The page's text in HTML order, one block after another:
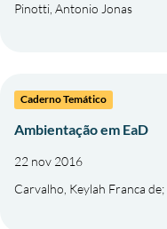
Pinotti, Antonio Jonas
Caderno Temático
Ambientação em EaD
22 nov 2016
Carvalho, Keylah Franca de;